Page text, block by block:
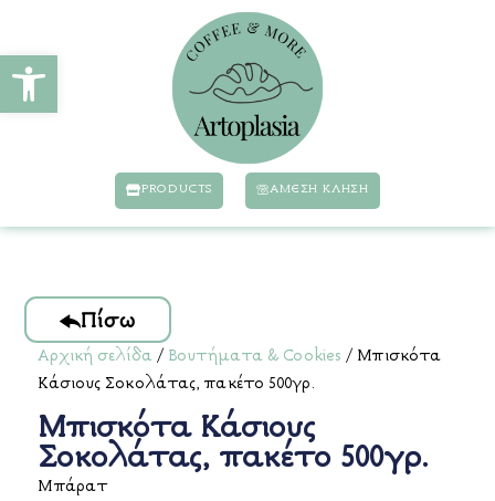
Ανοίξτε τη γραμμή εργαλείων
PRODUCTS ΆΜΕΣΗ ΚΛΗΣΗ
Πίσω
Αρχική σελίδα / Βουτήματα & Cookies / Μπισκότα
Κάσιους Σοκολάτας, πακέτο 500γρ.
Μπισκότα Κάσιους
Σοκολάτας, πακέτο 500γρ.
Μπάρατ